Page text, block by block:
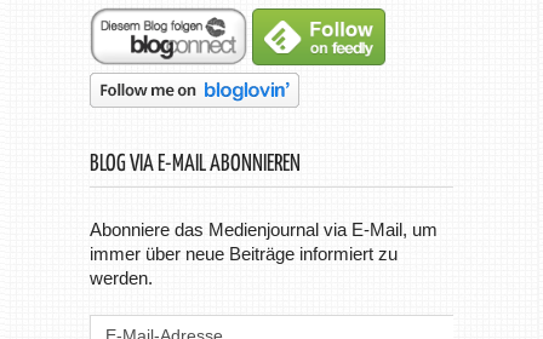
BLOG VIA E-MAIL ABONNIEREN
Abonniere das Medienjournal via E-Mail, um
immer über neue Beiträge informiert zu
werden.